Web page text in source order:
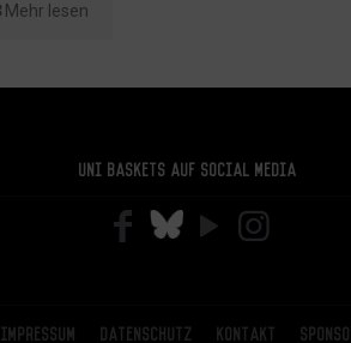
Mehr lesen
Uni Baskets auf Social Media
Impressum Datenschutz Kontakt